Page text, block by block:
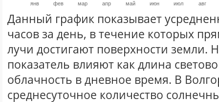
янв фев мар апр май июн июл авг
Данный график показывает
часов за день, в течение которых
лучи достигают поверхности земли.
показатель влияют как длина
облачность в дневное время. В
среднесуточное количество